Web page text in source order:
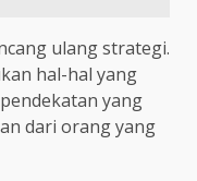
ulang strategi.
hal-hal yang
yang
dari orang yang